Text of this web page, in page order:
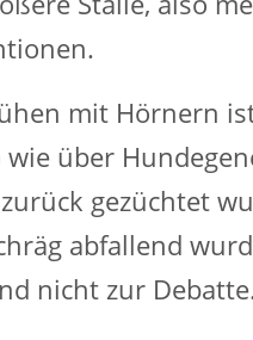
mit Hörnern
über
gezüchtet
abfallend
nicht zur